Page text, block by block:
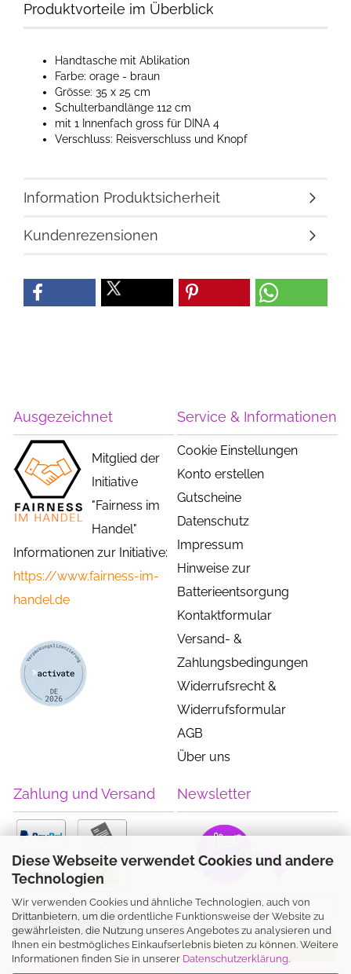
Diese Webseite verwendet Cookies und andere
Technologien
Wir verwenden Cookies und ähnliche Technologien, auch von
Drittanbietern, um die ordentliche Funktionsweise der Website zu
gewährleisten, die Nutzung unseres Angebotes zu analysieren und
Ihnen ein bestmögliches Einkaufserlebnis bieten zu können. Weitere
Informationen finden Sie in unserer Datenschutzerklärung.
Produktvorteile im Überblick
Handtasche mit Ablikation
Farbe: orage - braun
Grösse: 35 x 25 cm
Schulterbandlänge 112 cm
mit 1 Innenfach gross für DINA 4
Verschluss: Reisverschluss und Knopf
Information Produktsicherheit
Kundenrezensionen
Ausgezeichnet
Mitglied der
Initiative
"Fairness im
Handel"
Informationen zur Initiative:
https://www.fairness-im-
handel.de
Service & Informationen
Cookie Einstellungen
Konto erstellen
Gutscheine
Datenschutz
Impressum
Hinweise zur
Batterieentsorgung
Kontaktformular
Versand- &
Zahlungsbedingungen
Widerrufsrecht &
Widerrufsformular
AGB
Über uns
Zahlung und Versand
Vertrag widerrufen
Newsletter